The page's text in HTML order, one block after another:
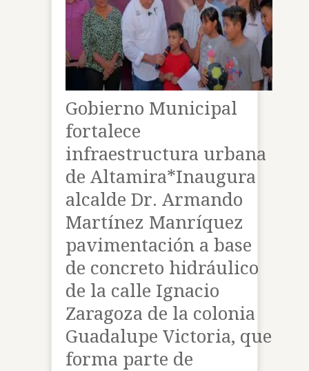
Gobierno Municipal
fortalece
infraestructura urbana
de Altamira*Inaugura
alcalde Dr. Armando
Martínez Manríquez
pavimentación a base
de concreto hidráulico
de la calle Ignacio
Zaragoza de la colonia
Guadalupe Victoria, que
forma parte de